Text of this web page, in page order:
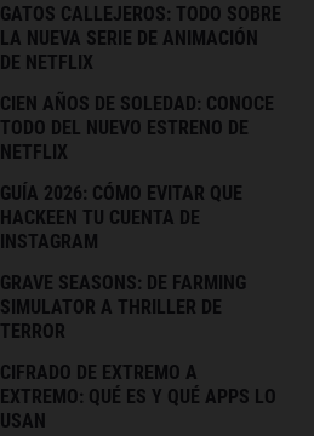
GATOS CALLEJEROS: TODO SOBRE
LA NUEVA SERIE DE ANIMACIÓN
DE NETFLIX
CIEN AÑOS DE SOLEDAD: CONOCE
TODO DEL NUEVO ESTRENO DE
NETFLIX
GUÍA 2026: CÓMO EVITAR QUE
HACKEEN TU CUENTA DE
INSTAGRAM
GRAVE SEASONS: DE FARMING
SIMULATOR A THRILLER DE
TERROR
CIFRADO DE EXTREMO A
EXTREMO: QUÉ ES Y QUÉ APPS LO
USAN